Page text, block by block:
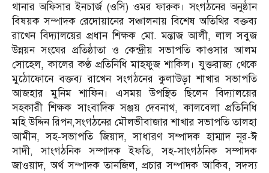
থানার অফিসার ইনচার্জ (ওসি) ওমর ফারুক। সংগঠনের অনুষ্ঠান
বিষয়ক সম্পাদক রেদোয়ানের সঞ্চালনায় বিশেষ অতিথির বক্তব্য
রাখেন বিদ্যালয়ের প্রধান শিক্ষক মো. মন্তাজ আলী, লাল সবুজ
উন্নয়ন সংঘের প্রতিষ্ঠাতা ও কেন্দ্রীয় সভাপতি কাওসার আলম
সোহেল, কালের কণ্ঠ প্রতিনিধি মাহফুজ শাকিল। যুক্তরাজ্য থেকে
মুঠোফোনে বক্তব্য রাখেন সংগঠনের কুলাউড়া শাখার সভাপতি
আজহার মুনিম শাফিন। এসময় উপস্থিত ছিলেন বিদ্যালয়ের
সহকারী শিক্ষক সাংবাদিক সঞ্জয় দেবনাথ, কালবেলা প্রতিনিধি
মহি উদ্দিন রিপন,সংগঠনের মৌলভীবাজার শাখার সভাপতি তালহা
আমীন, সহ-সভাপতি জিয়াদ, সাধারণ সম্পাদক হাম্মাদ নূর-ঈ
সাদী, সাংগঠনিক সম্পাদক ইফতি, সহ-সাংগঠনিক সম্পাদক
জাওয়াদ, অর্থ সম্পাদক তানজিল, প্রচার সম্পাদক আকিব, সদস্য